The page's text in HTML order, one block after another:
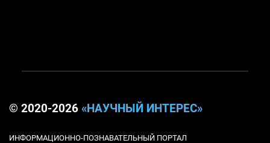
© 2020-2026 «НАУЧНЫЙ ИНТЕРЕС»
ИНФОРМАЦИОННО-ПОЗНАВАТЕЛЬНЫЙ ПОРТАЛ